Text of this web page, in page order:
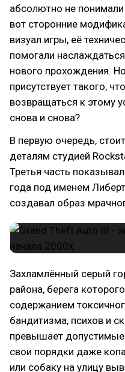
абсолютно не
вот сторонние
визуал игры, её
помогали
нового прохождения.
присутствует такого,
возвращаться к этому
снова и снова?
В первую очередь,
деталям студией
Третья часть
года под именем
создавал образ
Захламлённый серый
района, берега
содержанием
бандитизма, психов и
превышает
свои порядки даже
или собаку на улицу